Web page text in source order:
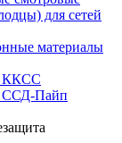
для сетей
материалы
ККСС
Пайп